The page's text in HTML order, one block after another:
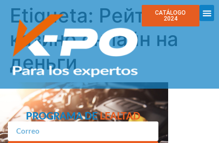
CATÁLOGO
2024
Etiqueta: Рейтинг
казино онлайн на
деньги
PROGRAMA DELEALTAD